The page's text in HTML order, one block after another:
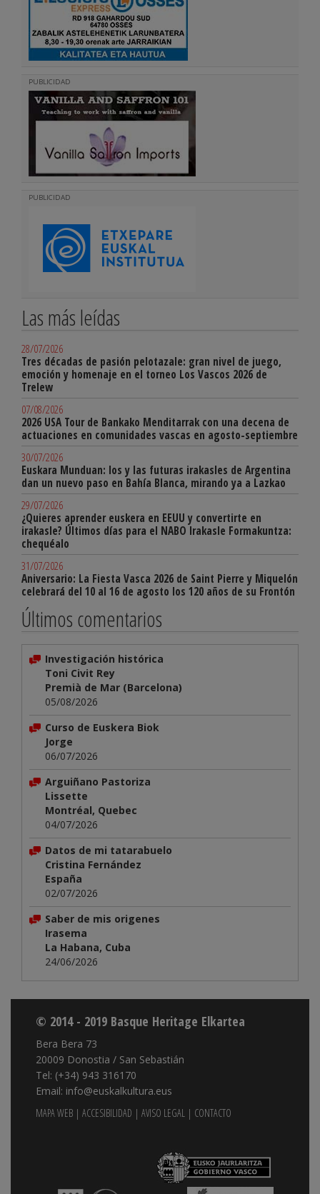
PUBLICIDAD
PUBLICIDAD
Las más leídas
28/07/2026
Tres décadas de pasión pelotazale: gran nivel de juego,
emoción y homenaje en el torneo Los Vascos 2026 de
Trelew
07/08/2026
2026 USA Tour de Bankako Menditarrak con una decena de
actuaciones en comunidades vascas en agosto-septiembre
30/07/2026
Euskara Munduan: los y las futuras irakasles de Argentina
dan un nuevo paso en Bahía Blanca, mirando ya a Lazkao
29/07/2026
¿Quieres aprender euskera en EEUU y convertirte en
irakasle? Últimos días para el NABO Irakasle Formakuntza:
chequéalo
31/07/2026
Aniversario: La Fiesta Vasca 2026 de Saint Pierre y Miquelón
celebrará del 10 al 16 de agosto los 120 años de su Frontón
Últimos comentarios
Investigación histórica
Toni Civit Rey
Premià de Mar (Barcelona)
05/08/2026
Curso de Euskera Biok
Jorge
06/07/2026
Arguiñano Pastoriza
Lissette
Montréal, Quebec
04/07/2026
Datos de mi tatarabuelo
Cristina Fernández
España
02/07/2026
Saber de mis origenes
Irasema
La Habana, Cuba
24/06/2026
© 2014 - 2019 Basque Heritage Elkartea
Bera Bera 73
20009 Donostia / San Sebastián
Tel: (+34) 943 316170
Email: info@euskalkultura.eus
MAPA WEB | ACCESIBILIDAD | AVISO LEGAL | CONTACTO